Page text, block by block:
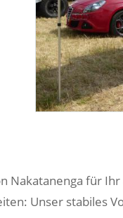
Nakatanenga für
Unser stabiles